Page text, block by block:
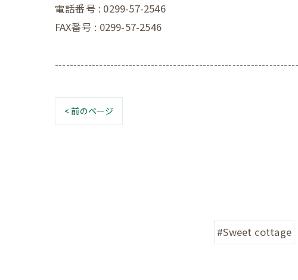
電話番号 : 0299-57-2546
FAX番号 : 0299-57-2546
< 前のページ
#Sweet cottage